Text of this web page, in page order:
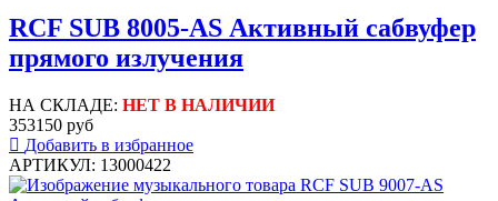
RCF SUB 8005-AS Активный сабвуфер
прямого излучения
НА СКЛАДЕ: НЕТ В НАЛИЧИИ
353150 руб
Добавить в избранное
АРТИКУЛ: 13000422